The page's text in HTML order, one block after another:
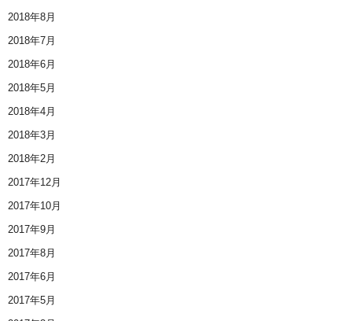
2018年8月
2018年7月
2018年6月
2018年5月
2018年4月
2018年3月
2018年2月
2017年12月
2017年10月
2017年9月
2017年8月
2017年6月
2017年5月